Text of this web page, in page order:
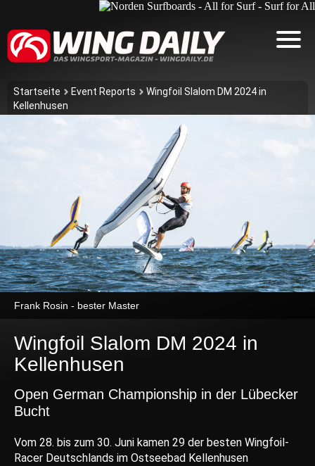
Startseite Event Reports
Wingfoil Slalom DM 2024 in
Kellenhusen
Frank Rosin - bester Master
Wingfoil Slalom DM 2024 in
Kellenhusen
Open German Championship in der Lübecker
Bucht
Vom 28. bis zum 30. Juni kamen 29 der besten Wingfoil-
Racer Deutschlands im Ostseebad Kellenhusen